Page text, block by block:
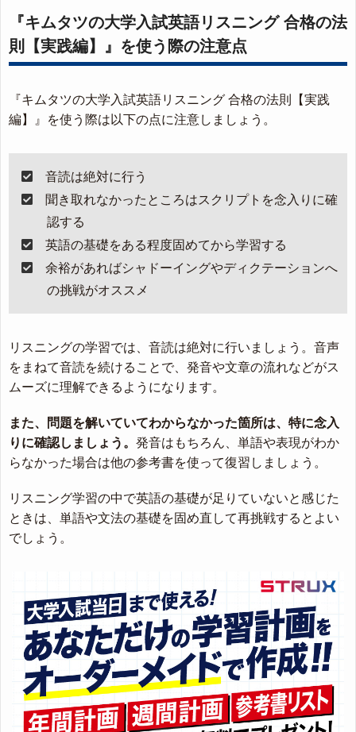
『キムタツの大学入試英語リスニング 合格の法
則【実践編】』を使う際の注意点
『キムタツの大学入試英語リスニング 合格の法則【実践
編】』を使う際は以下の点に注意しましょう。
音読は絶対に行う
聞き取れなかったところはスクリプトを念入りに確
認する
英語の基礎をある程度固めてから学習する
余裕があればシャドーイングやディクテーションへ
の挑戦がオススメ
リスニングの学習では、音読は絶対に行いましょう。音声
をまねて音読を続けることで、発音や文章の流れなどがス
ムーズに理解できるようになります。
また、問題を解いていてわからなかった箇所は、特に念入
りに確認しましょう。 発音はもちろん、単語や表現がわか
らなかった場合は他の参考書を使って復習しましょう。
リスニング学習の中で英語の基礎が足りていないと感じた
ときは、単語や文法の基礎を固め直して再挑戦するとよい
でしょう。